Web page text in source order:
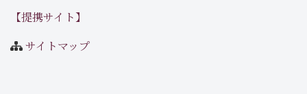
【提携サイト】
サイトマップ